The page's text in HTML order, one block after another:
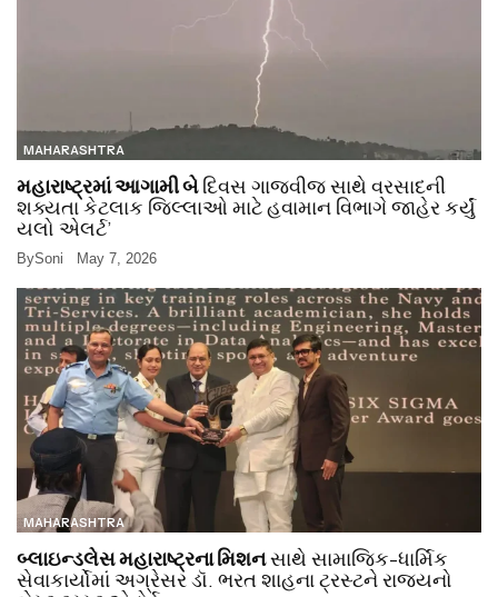
MAHARASHTRA
મહારાષ્ટ્રમાં આગામી બેદિવસ ગાજવીજ સાથે વરસાદની
શક્યતા કેટલાક જિલ્લાઓ માટે હવામાન વિભાગે જાહેર કર્યું
યલો એલર્ટ’
BySoni May 7, 2026
MAHARASHTRA
બ્લાઇન્ડલેસ મહારાષ્ટ્રના મિશનસાથે સામાજિક-ધાર્મિક
સેવાકાર્યોમાં અગ્રેસર ડૉ. ભરત શાહના ટ્રસ્ટને રાજ્યનો